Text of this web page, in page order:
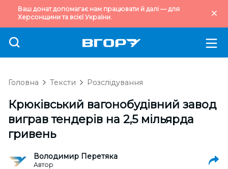
Ваш донат допомагає нам працювати й далі — для
Херсонщини та всієї України.
Головна Тексти Розслідування
Крюківський вагонобудівний завод
виграв тендерів на 2,5 мільярда
гривень
Володимир Перетяка
Автор